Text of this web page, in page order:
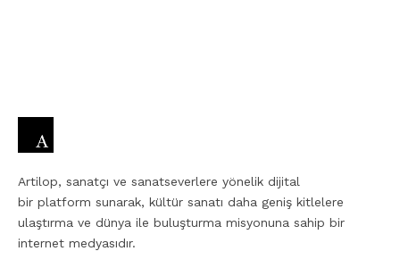
Artilop, sanatçı ve sanatseverlere yönelik dijital
bir platform sunarak, kültür sanatı daha geniş kitlelere
ulaştırma ve dünya ile buluşturma misyonuna sahip bir
internet medyasıdır.